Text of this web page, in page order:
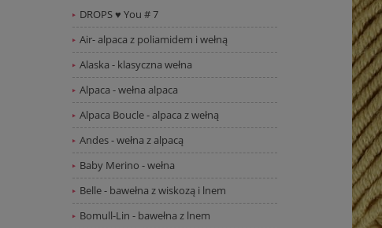
DROPS ♥ You # 7
Air- alpaca z poliamidem i wełną
Alaska - klasyczna wełna
Alpaca - wełna alpaca
Alpaca Boucle - alpaca z wełną
Andes - wełna z alpacą
Baby Merino - wełna
Belle - bawełna z wiskozą i lnem
Bomull-Lin - bawełna z lnem